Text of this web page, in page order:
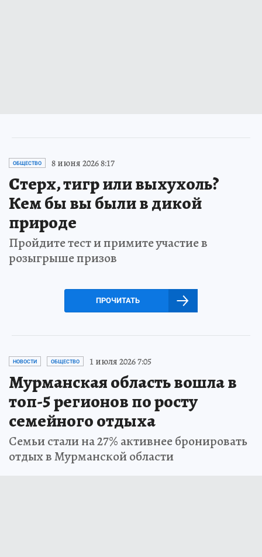
ОБЩЕСТВО 8 июня 2026 8:17
Стерх, тигр или выхухоль?
Кем бы вы были в дикой
природе
Пройдите тест и примите участие в
розыгрыше призов
ПРОЧИТАТЬ
НОВОСТИ ОБЩЕСТВО 1 июля 2026 7:05
Мурманская область вошла в
топ-5 регионов по росту
семейного отдыха
Семьи стали на 27% активнее бронировать
отдых в Мурманской области